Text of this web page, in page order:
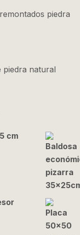
piedra
piedra natural
cm